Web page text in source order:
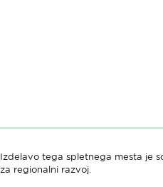
Izdelavo tega spletnega mesta je
za regionalni razvoj.